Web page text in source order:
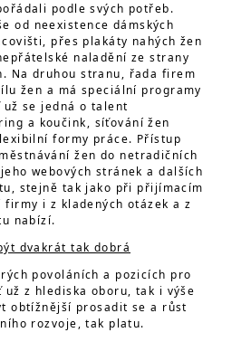
podle svých potřeb.
od neexistence dámských
přes plakáty nahých žen
naladění ze strany
Na druhou stranu, řada firem
žen a má speciální programy
se jedná o talent
a koučink, síťování žen
formy práce. Přístup
žen do netradičních
webových stránek a dalších
stejně tak jako při přijímacím
i z kladených otázek a z
nabízí.
dvakrát tak dobrá
povoláních a pozicích pro
z hlediska oboru, tak i výše
obtížnější prosadit se a růst
rozvoje, tak platu.